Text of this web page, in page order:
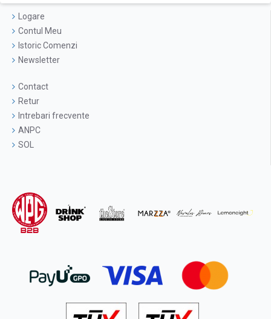
Logare
Contul Meu
Istoric Comenzi
Newsletter
Contact
Retur
Intrebari frecvente
ANPC
SOL